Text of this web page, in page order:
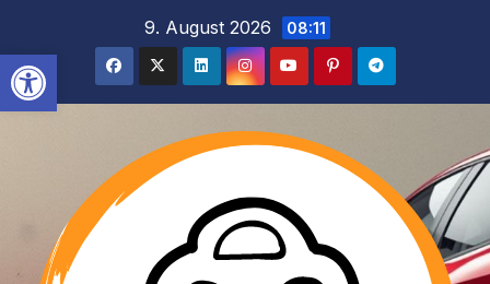
Werkzeugleiste öffnen
springen
9. August 2026 08:11